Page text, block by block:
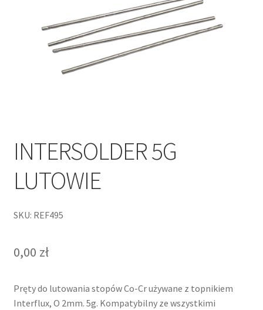
Zwroty i Reklamacje
Regulamin sklepu
INTERSOLDER 5G
LUTOWIE
SKU: REF495
0,00 zł
Pręty do lutowania stopów Co-Cr używane z topnikiem
Interflux, O 2mm. 5g. Kompatybilny ze wszystkimi